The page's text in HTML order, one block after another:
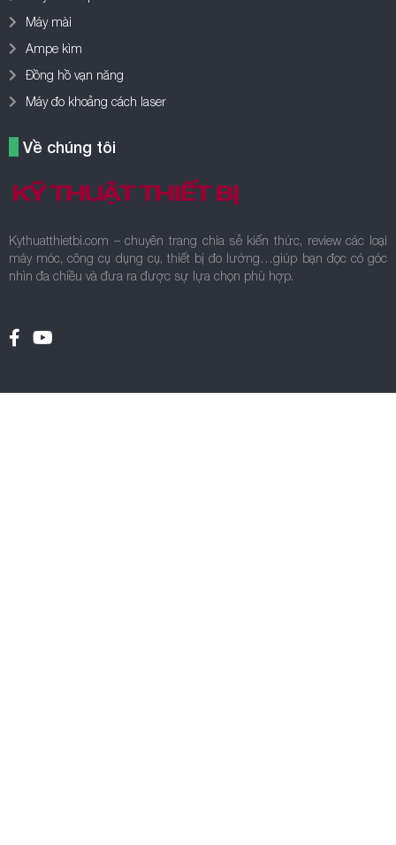
Máy mài
Ampe kìm
Đồng hồ vạn năng
Máy đo khoảng cách laser
Về chúng tôi
Kythuatthietbi.com – chuyên trang chia sẻ kiến thức, review các loại
máy móc, công cụ dụng cụ, thiết bị đo lường…giúp bạn đọc có góc
nhìn đa chiều và đưa ra được sự lựa chọn phù hợp.